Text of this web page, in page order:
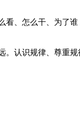
怎么干、为了谁
认识规律、尊重规